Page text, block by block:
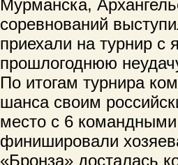
Мурманска,
соревнований
приехали на турнир
прошлогоднюю
По итогам турнира
шанса своим
место с 6
финишировали
«Бронза» досталась